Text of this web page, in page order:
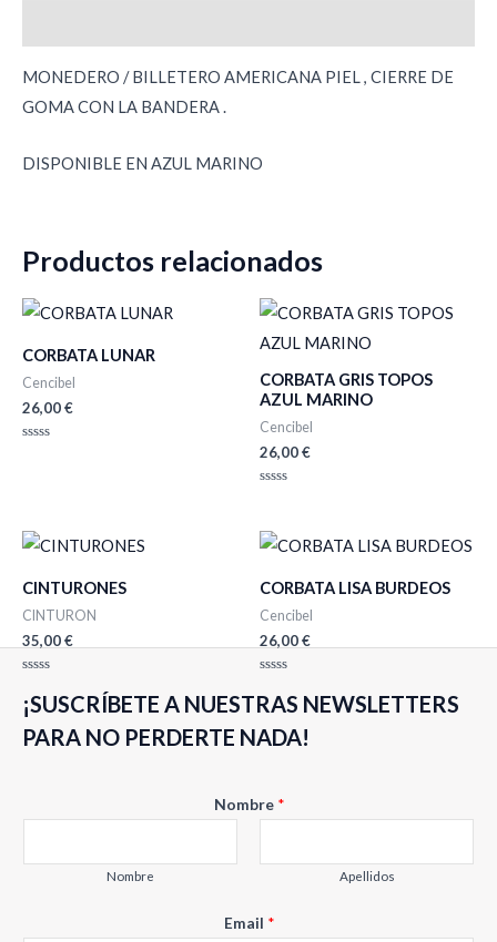
MONEDERO / BILLETERO AMERICANA PIEL , CIERRE DE
GOMA CON LA BANDERA .
DISPONIBLE EN AZUL MARINO
Productos relacionados
CORBATA LUNAR
Cencibel
26,00€
CORBATA GRIS TOPOS
AZUL MARINO
Cencibel
26,00€
de
5
CINTURONES
CINTURON
35,00€
con
0
5
CORBATA LISA BURDEOS
Cencibel
26,00€
con
0
5
¡SUSCRÍBETE A NUESTRAS NEWSLETTERS
PARA NO PERDERTE NADA!
m
N
Nombre *
Nombre Apellidos
Email *